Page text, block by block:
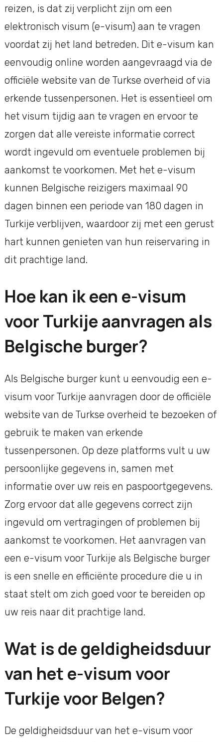
reizen, is dat zij verplicht zijn om een
elektronisch visum (e-visum) aan te vragen
voordat zij het land betreden. Dit e-visum kan
eenvoudig online worden aangevraagd via de
officiële website van de Turkse overheid of via
erkende tussenpersonen. Het is essentieel om
het visum tijdig aan te vragen en ervoor te
zorgen dat alle vereiste informatie correct
wordt ingevuld om eventuele problemen bij
aankomst te voorkomen. Met het e-visum
kunnen Belgische reizigers maximaal 90
dagen binnen een periode van 180 dagen in
Turkije verblijven, waardoor zij met een gerust
hart kunnen genieten van hun reiservaring in
dit prachtige land.
Hoe kan ik een e-visum
voor Turkije aanvragen als
Belgische burger?
Als Belgische burger kunt u eenvoudig een e-
visum voor Turkije aanvragen door de officiële
website van de Turkse overheid te bezoeken of
gebruik te maken van erkende
tussenpersonen. Op deze platforms vult u uw
persoonlijke gegevens in, samen met
informatie over uw reis en paspoortgegevens.
Zorg ervoor dat alle gegevens correct zijn
ingevuld om vertragingen of problemen bij
aankomst te voorkomen. Het aanvragen van
een e-visum voor Turkije als Belgische burger
is een snelle en efficiënte procedure die u in
staat stelt om zich goed voor te bereiden op
uw reis naar dit prachtige land.
Wat is de geldigheidsduur
van het e-visum voor
Turkije voor Belgen?
De geldigheidsduur van het e-visum voor